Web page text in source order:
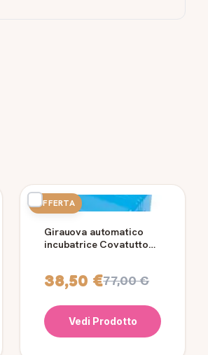
OFFERTA
Girauova automatico
incubatrice Covatutto
38,50 €77,00 €
Vedi Prodotto